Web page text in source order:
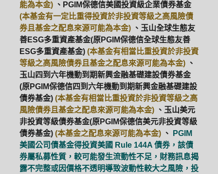
能為本金) 、PGIM保德信美國投資級企業債券基金
(本基金有一定比重得投資於非投資等級之高風險債
券且基金之配息來源可能為本金) 、玉山全球生態友
善ESG多重資產基金(原PGIM保德信全球生態友善
ESG多重資產基金) (本基金有相當比重投資於非投資
等級之高風險債券且基金之配息來源可能為本金) 、
玉山四到六年機動到期新興金融基礎建設債券基金
(原PGIM保德信四到六年機動到期新興金融基礎建設
債券基金) (本基金有相當比重投資於非投資等級之高
風險債券且基金之配息來源可能為本金) 、玉山美元
非投資等級債券基金(原PGIM保德信美元非投資等級
債券基金) (本基金之配息來源可能為本金) 、
PGIM
美國公司債基金得投資美國 Rule 144A 債券，該債
券屬私募性質，較可能發生流動性不足，財務訊息揭
露不完整或因價格不透明導致波動性較大之風險，投